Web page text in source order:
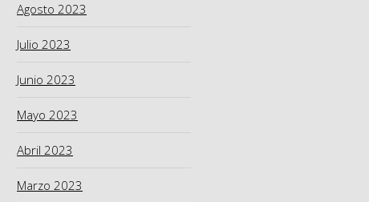
Agosto 2023
Julio 2023
Junio 2023
Mayo 2023
Abril 2023
Marzo 2023